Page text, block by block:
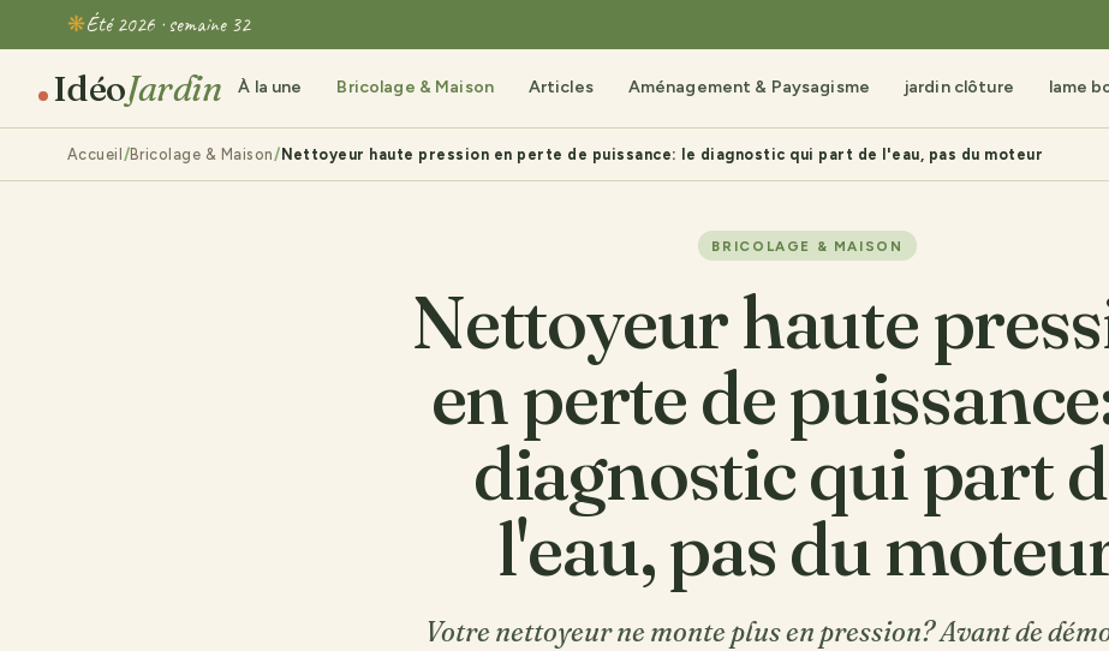
Été 2026 · semaine 32
IdéoJardin À la une Bricolage & Maison Articles Aménagement & Paysagisme jardin clôture lame
Accueil Bricolage & Maison Nettoyeur haute pression en perte de puissance: le diagnostic qui part de l'eau, pas du moteur
BRICOLAGE & MAISON
Nettoyeur haute
en perte de
diagnostic qui part
l'eau, pas du
Votre nettoyeur ne monte plus en pression? Avant de